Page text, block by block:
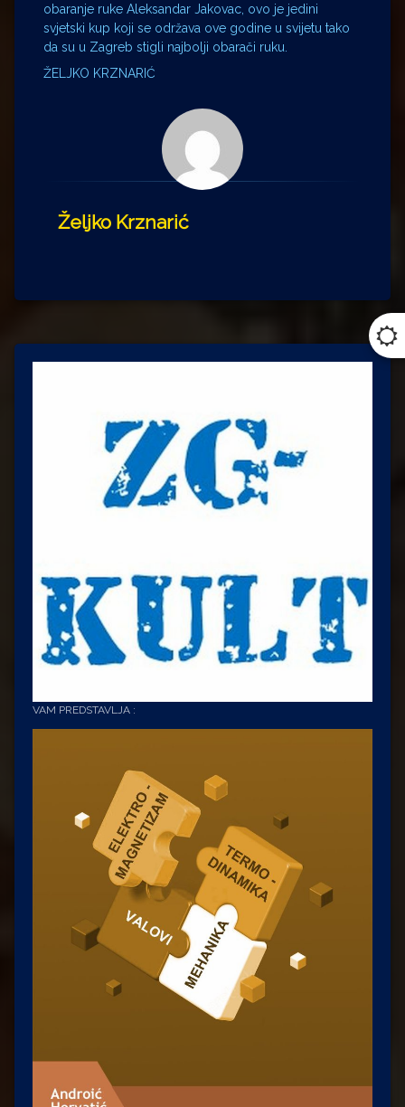
obaranje ruke Aleksandar Jakovac, ovo je jedini
svjetski kup koji se održava ove godine u svijetu tako
da su u Zagreb stigli najbolji obarači ruku.
ŽELJKO KRZNARIĆ
Željko Krznarić
VAM PREDSTAVLJA :